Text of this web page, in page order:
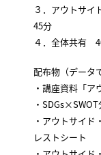
３．アウトサ
45分
４．全体共有
配布物（データ
・講座資料「ア
・
・アウトサイ
レストシート